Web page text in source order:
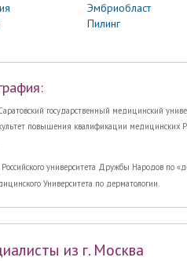
Эмбриобласт
Пилинг
государственный медицинский
повышения квалификации медицинских
Российского университета Дружбы Народов по
Университета по дерматологии.
из г. Москва